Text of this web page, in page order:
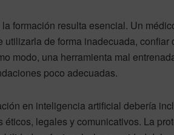
la formación resulta esencial. Un
utilizarla de forma inadecuada,
modo, una herramienta mal
poco adecuadas.
en inteligencia artificial debería
éticos, legales y comunicativos. La